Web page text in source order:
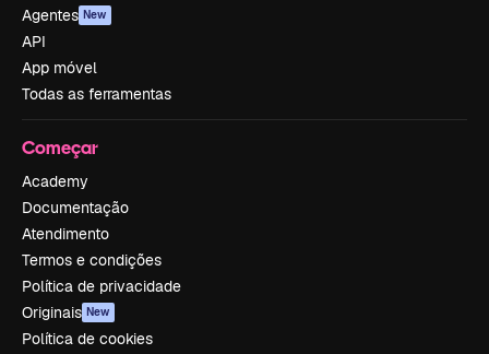
Agentes New
API
App móvel
Todas as ferramentas
Começar
Academy
Documentação
Atendimento
Termos e condições
Política de privacidade
Originais New
Política de cookies